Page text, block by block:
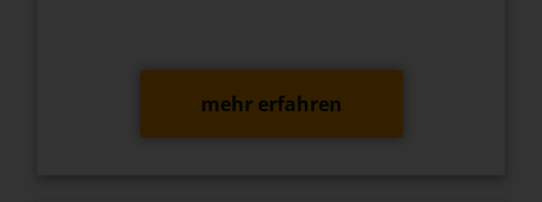
mehr erfahren